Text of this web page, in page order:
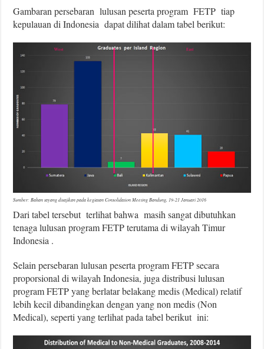
Gambaran persebaran lulusan peserta program FETP tiap
kepulauan di Indonesia dapat dilihat dalam tabel berikut:
Sumber: Bahan tayang disajikan pada kegiatan Consolidation Meeting Bandung, 19-21 Januari 2016
Dari tabel tersebut terlihat bahwa masih sangat dibutuhkan
tenaga lulusan program FETP terutama di wilayah Timur
Indonesia .
Selain persebaran lulusan peserta program FETP secara
proporsional di wilayah Indonesia, juga distribusi lulusan
program FETP yang berlatar belakang medis (Medical) relatif
lebih kecil dibandingkan dengan yang non medis (Non
Medical), seperti yang terlihat pada tabel berikut ini: